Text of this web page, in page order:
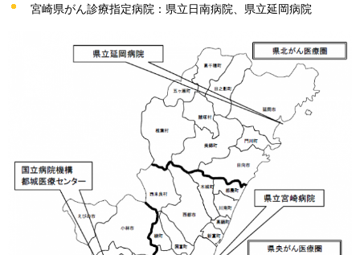
宮崎県がん診療指定病院：県立日南病院、県立延岡病院